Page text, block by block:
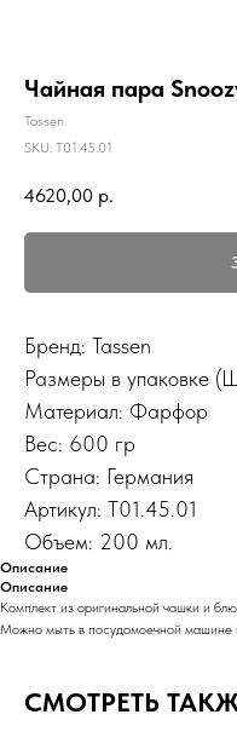
Чайная пара
Tassen
SKU: Т01.45.01
4620,00 р.
Бренд: Tassen
Размеры в упаковке
Материал: Фарфор
Вес: 600 гр
Страна: Германия
Артикул: Т01.45.01
Объем: 200 мл.
Описание
Описание
Комплект из оригинальной чашки и
Можно мыть в посудомоечной машине
СМОТРЕТЬ